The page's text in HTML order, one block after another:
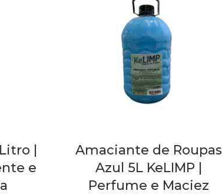
|
e
Amaciante de Roupas
Azul 5L KeLIMP |
Perfume e Maciez